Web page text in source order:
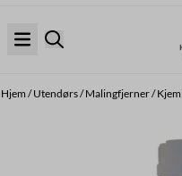
Hjem /Utendørs/Malingfjerner/